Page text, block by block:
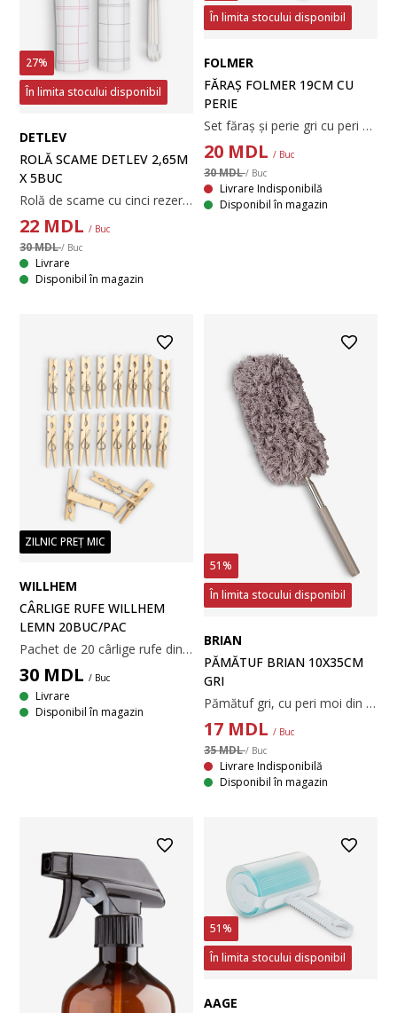
27%
În limita stocului disponibil
DETLEV
ROLĂ SCAME DETLEV 2,65M
X 5BUC
Rolă de scame cu cinci rezerve, fiecare cu 2,65 metri de hârtie adezivă. Pentru îndepărtarea eficientă a scamelor și părului de animale de pe haine și mobilier. 17x32xØ4x4 cm
22 MDL / Buc
30 MDL/ Buc
Livrare
Disponibil în magazin
În limita stocului disponibil
FOLMER
FĂRAȘ FOLMER 19CM CU
PERIE
Set făraș și perie gri cu peri deși care mătură și colectează eficient murdăria și praful. 19x31x9 cm
20 MDL / Buc
30 MDL/ Buc
Livrare Indisponibilă
Disponibil în magazin
ZILNIC PREȚ MIC
WILLHEM
CÂRLIGE RUFE WILLHEM
LEMN 20BUC/PAC
Pachet de 20 cârlige rufe din lemn. Păstrează rufele prinse de sfoară. 1x1x8 cm
30 MDL / Buc
Livrare
Disponibil în magazin
51%
În limita stocului disponibil
BRIAN
PĂMĂTUF BRIAN 10X35CM
GRI
Pămătuf gri, cu peri moi din poliester, ideal pentru suprafețe delicate. Mânerul său extensibil ajută la atingerea punctelor înalte și a spațiilor înguste. Dimensiunea sa asigură o depozitare ușoară. Ø10x35-82 cm
17 MDL / Buc
35 MDL/ Buc
Livrare Indisponibilă
Disponibil în magazin
51%
În limita stocului disponibil
AAGE